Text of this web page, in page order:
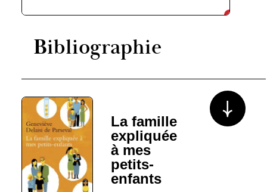
Bibliographie
La famille
expliquée
à mes
petits-
enfants
Voir plus/